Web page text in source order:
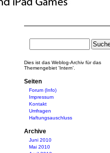
Dies ist das Weblog-Archiv für das
Themengebiet 'Intern'.
Seiten
Forum (Info)
Impressum
Kontakt
Umfragen
Haftungsauschluss
Archive
Juni 2010
Mai 2010